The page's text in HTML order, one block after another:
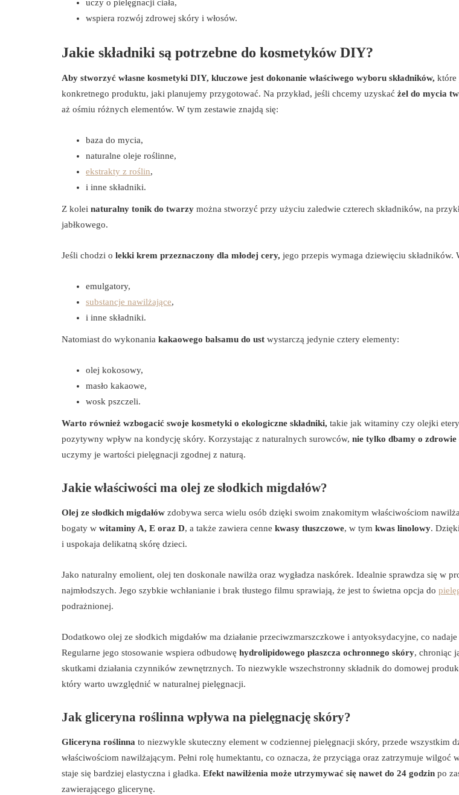
uczy o pielęgnacji ciała,
wspiera rozwój zdrowej skóry i włosów.
Jakie składniki są potrzebne do kosmetyków DIY?
Aby stworzyć własne kosmetyki DIY, kluczowe jest dokonanie właściwego wyboru składników, które
konkretnego produktu, jaki planujemy przygotować. Na przykład, jeśli chcemy uzyskać żel do mycia
aż ośmiu różnych elementów. W tym zestawie znajdą się:
baza do mycia,
naturalne oleje roślinne,
ekstrakty z roślin,
i inne składniki.
Z kolei naturalny tonik do twarzy można stworzyć przy użyciu zaledwie czterech składników, na
jabłkowego.
Jeśli chodzi o lekki krem przeznaczony dla młodej cery, jego przepis wymaga dziewięciu składników.
emulgatory,
substancje nawilżające,
i inne składniki.
Natomiast do wykonania kakaowego balsamu do ust wystarczą jedynie cztery elementy:
olej kokosowy,
masło kakaowe,
wosk pszczeli.
Warto również wzbogacić swoje kosmetyki o ekologiczne składniki, takie jak witaminy czy olejki
pozytywny wpływ na kondycję skóry. Korzystając z naturalnych surowców, nie tylko dbamy o zdrowie
uczymy je wartości pielęgnacji zgodnej z naturą.
Jakie właściwości ma olej ze słodkich migdałów?
Olej ze słodkich migdałów zdobywa serca wielu osób dzięki swoim znakomitym właściwościom
bogaty w witaminy A, E oraz D, a także zawiera cenne kwasy tłuszczowe, w tym kwas linolowy.
i uspokaja delikatną skórę dzieci.
Jako naturalny emolient, olej ten doskonale nawilża oraz wygładza naskórek. Idealnie sprawdza się w
najmłodszych. Jego szybkie wchłanianie i brak tłustego filmu sprawiają, że jest to świetna opcja do
podrażnionej.
Dodatkowo olej ze słodkich migdałów ma działanie przeciwzmarszczkowe i antyoksydacyjne, co
Regularne jego stosowanie wspiera odbudowę hydrolipidowego płaszcza ochronnego skóry, chroniąc
skutkami działania czynników zewnętrznych. To niezwykle wszechstronny składnik do domowej
który warto uwzględnić w naturalnej pielęgnacji.
Jak gliceryna roślinna wpływa na pielęgnację skóry?
Gliceryna roślinna to niezwykle skuteczny element w codziennej pielęgnacji skóry, przede wszystkim
właściwościom nawilżającym. Pełni rolę humektantu, co oznacza, że przyciąga oraz zatrzymuje wilgoć
staje się bardziej elastyczna i gładka. Efekt nawilżenia może utrzymywać się nawet do 24 godzin po
zawierającego glicerynę.